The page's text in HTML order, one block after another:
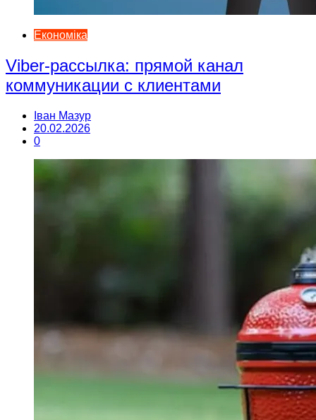
Економіка
Viber-рассылка: прямой канал
коммуникации с клиентами
Іван Мазур
20.02.2026
0